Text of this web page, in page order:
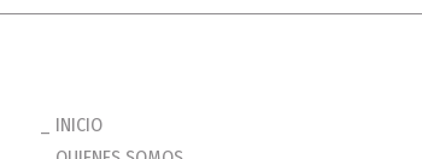
INICIO